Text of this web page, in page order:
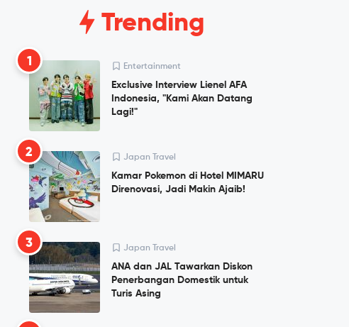
Trending
1 Entertainment
Exclusive Interview Lienel AFA
Indonesia, "Kami Akan Datang
Lagi!"
2 Japan Travel
Kamar Pokemon di Hotel MIMARU
Direnovasi, Jadi Makin Ajaib!
3 Japan Travel
ANA dan JAL Tawarkan Diskon
Penerbangan Domestik untuk
Turis Asing